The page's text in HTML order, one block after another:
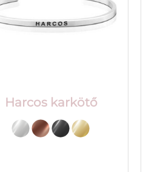
Harcos karkötő